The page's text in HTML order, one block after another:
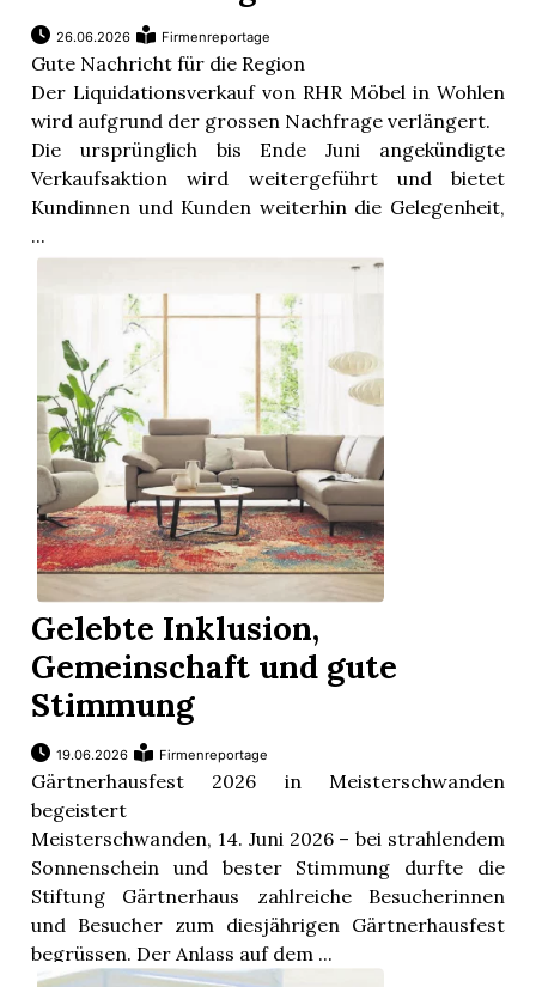
26.06.2026 Firmenreportage
Gute Nachricht für die Region
Der Liquidationsverkauf von RHR Möbel in Wohlen
wird aufgrund der grossen Nachfrage verlängert.
Die ursprünglich bis Ende Juni angekündigte
Verkaufsaktion wird weitergeführt und bietet
Kundinnen und Kunden weiterhin die Gelegenheit,
...
Gelebte Inklusion,
Gemeinschaft und gute
Stimmung
19.06.2026 Firmenreportage
Gärtnerhausfest 2026 in Meisterschwanden
begeistert
Meisterschwanden, 14. Juni 2026 – bei strahlendem
Sonnenschein und bester Stimmung durfte die
Stiftung Gärtnerhaus zahlreiche Besucherinnen
und Besucher zum diesjährigen Gärtnerhausfest
begrüssen. Der Anlass auf dem ...